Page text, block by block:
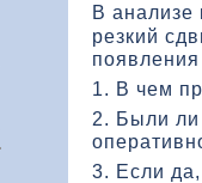
В
резкий
1. В чем
2. Были
3. Если